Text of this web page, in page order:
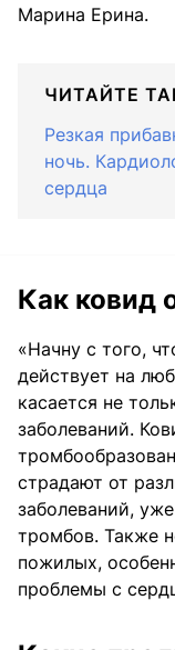
Марина Ерина.
ЧИТАЙТЕ
Резкая
ночь.
сердца
Как ковид
«Начну с того,
действует на
касается не
заболеваний.
страдают от
заболеваний,
тромбов. Также
пожилых,
проблемы с